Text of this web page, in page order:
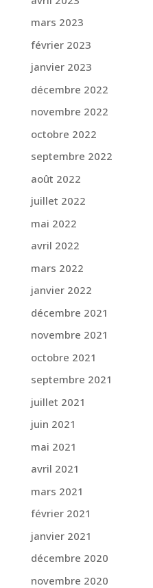
mars 2023
février 2023
janvier 2023
décembre 2022
novembre 2022
octobre 2022
septembre 2022
août 2022
juillet 2022
mai 2022
avril 2022
mars 2022
janvier 2022
décembre 2021
novembre 2021
octobre 2021
septembre 2021
juillet 2021
juin 2021
mai 2021
avril 2021
mars 2021
février 2021
janvier 2021
décembre 2020
novembre 2020